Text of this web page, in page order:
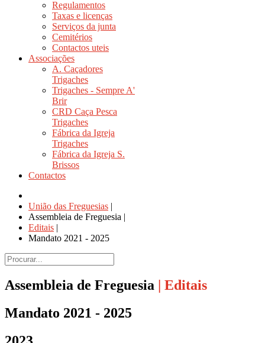
Regulamentos
Taxas e licenças
Serviços da junta
Cemitérios
Contactos uteis
Associações
A. Caçadores
Trigaches
Trigaches - Sempre A'
Brir
CRD Caça Pesca
Trigaches
Fábrica da Igreja
Trigaches
Fábrica da Igreja S.
Brissos
Contactos
União das Freguesias |
Assembleia de Freguesia |
Editais |
Mandato 2021 - 2025
Assembleia de Freguesia | Editais
Mandato 2021 - 2025